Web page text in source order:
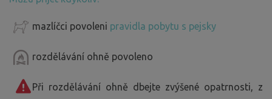
mazlíčci povoleni pravidla pobytu s pejsky
rozdělávání ohně povoleno
Při rozdělávání ohně dbejte zvýšené opatrnosti, z